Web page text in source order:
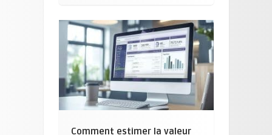
Comment estimer la valeur